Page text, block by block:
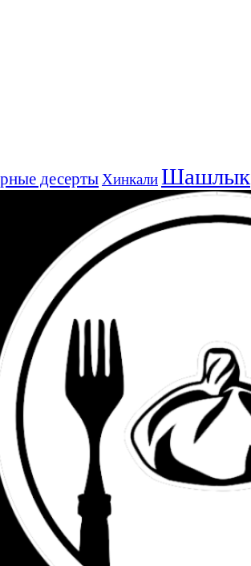
десерты ХинкалиШашлык